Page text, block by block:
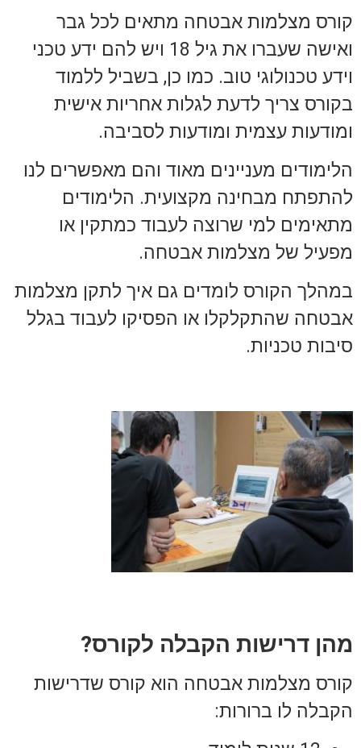
קורס מצלמות אבטחה מתאים לכל גבר
ואישה שעברו את גיל 18 ויש להם ידע טכני
וידע טכנולוגי טוב. כמו כן, בשביל ללמוד
בקורס צריך לדעת לגלות אחריות אישית
ומודעות עצמית ומודעות לסביבה.
הלימודים מעניינים מאוד והם מאפשרים לנו
להתפתח מבחינה מקצועית. הלימודים
מתאימים למי שרוצה לעבוד כמתקין או
מפעיל של מצלמות אבטחה.
במהלך הקורס לומדים גם איך לתקן מצלמות
אבטחה שהתקלקלו או הפסיקו לעבוד בגלל
סיבות טכניות.
מהן דרישות הקבלה לקורס?
קורס מצלמות אבטחה הוא קורס שדרישות
הקבלה לו ברורות: